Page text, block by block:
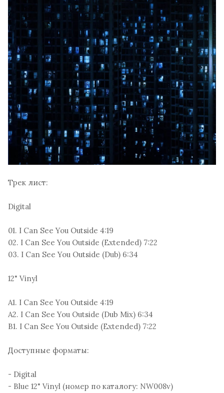
Трек лист:
Digital
01. I Can See You Outside 4:19
02. I Can See You Outside (Extended) 7:22
03. I Can See You Outside (Dub) 6:34
12" Vinyl
A1. I Can See You Outside 4:19
A2. I Can See You Outside (Dub Mix) 6:34
B1. I Can See You Outside (Extended) 7:22
Доступные форматы:
- Digital
- Blue 12" Vinyl (номер по каталогу: NW008v)